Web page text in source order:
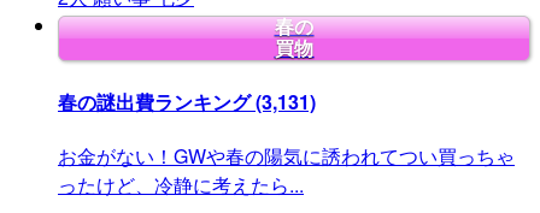
春の
買物
春の謎出費ランキング(3,131)
お金がない！GWや春の陽気に誘われてつい買っちゃ
ったけど、冷静に考えたら...